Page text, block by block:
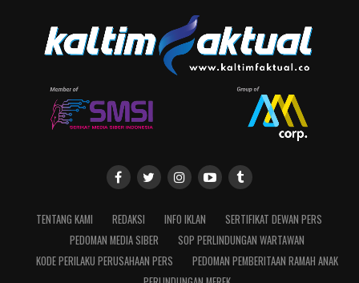
TENTANG KAMI REDAKSI INFO IKLAN
SERTIFIKAT DEWAN PERS
PEDOMAN MEDIA SIBER
SOP PERLINDUNGAN WARTAWAN
KODE PERILAKU PERUSAHAAN PERS
PEDOMAN PEMBERITAAN RAMAH ANAK